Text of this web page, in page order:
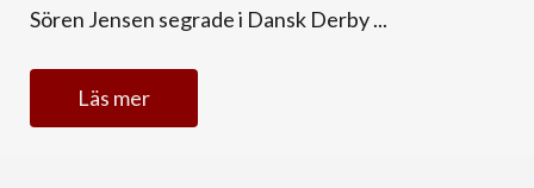
Sören Jensen segrade i Dansk Derby ...
Läs mer